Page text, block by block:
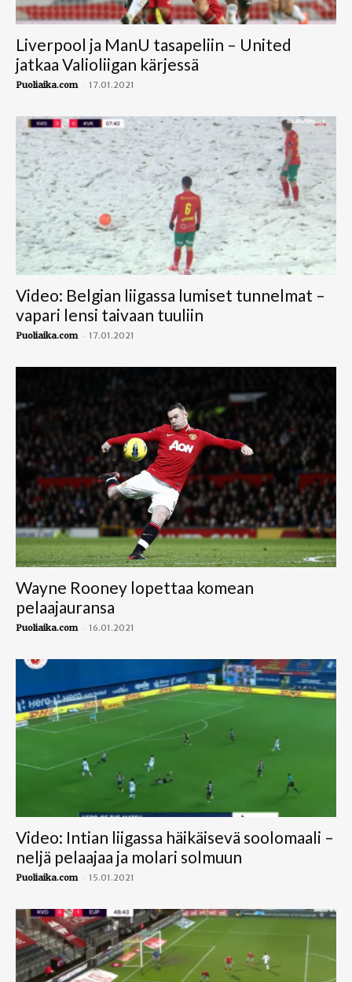
Liverpool ja ManU tasapeliin – United
jatkaa Valioliigan kärjessä
Puoliaika.com - 17.01.2021
Video: Belgian liigassa lumiset tunnelmat –
vapari lensi taivaan tuuliin
Puoliaika.com - 17.01.2021
Wayne Rooney lopettaa komean
pelaajauransa
Puoliaika.com - 16.01.2021
Video: Intian liigassa häikäisevä soolomaali –
neljä pelaajaa ja molari solmuun
Puoliaika.com - 15.01.2021